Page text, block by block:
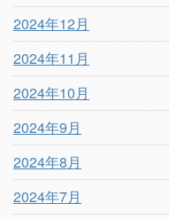
2024年12月
2024年11月
2024年10月
2024年9月
2024年8月
2024年7月